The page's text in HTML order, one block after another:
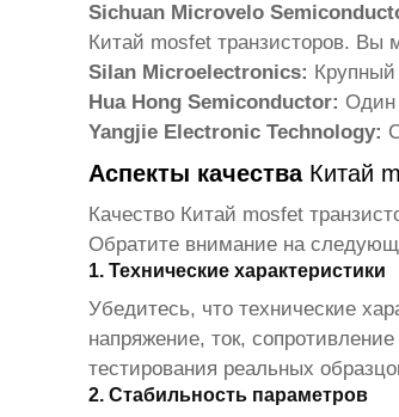
Sichuan Microvelo
Китай mosfet транзисторов. Вы
Silan Microelectronics:
Hua Hong Semiconductor: Один
Yangjie Electronic Technology:
Аспекты качества Китай
Качество Китай mosfet
Обратите внимание на
1. Технические характеристики
Убедитесь, что технические
напряжение, ток,
тестирования реальных
2. Стабильность параметров